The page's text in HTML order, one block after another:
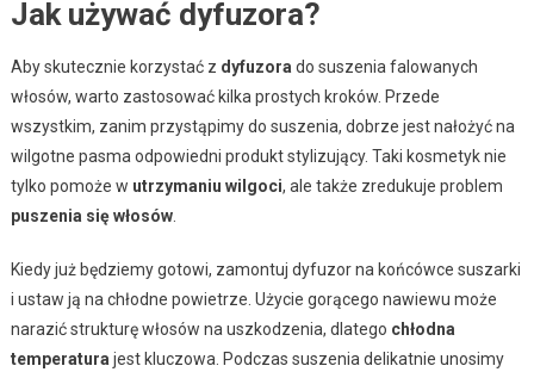
Jak używać dyfuzora?
Aby skutecznie korzystać z dyfuzora do suszenia falowanych
włosów, warto zastosować kilka prostych kroków. Przede
wszystkim, zanim przystąpimy do suszenia, dobrze jest nałożyć na
wilgotne pasma odpowiedni produkt stylizujący. Taki kosmetyk nie
tylko pomoże w utrzymaniu wilgoci, ale także zredukuje problem
puszenia się włosów.
Kiedy już będziemy gotowi, zamontuj dyfuzor na końcówce suszarki
i ustaw ją na chłodne powietrze. Użycie gorącego nawiewu może
narazić strukturę włosów na uszkodzenia, dlatego chłodna
temperatura jest kluczowa. Podczas suszenia delikatnie unosimy